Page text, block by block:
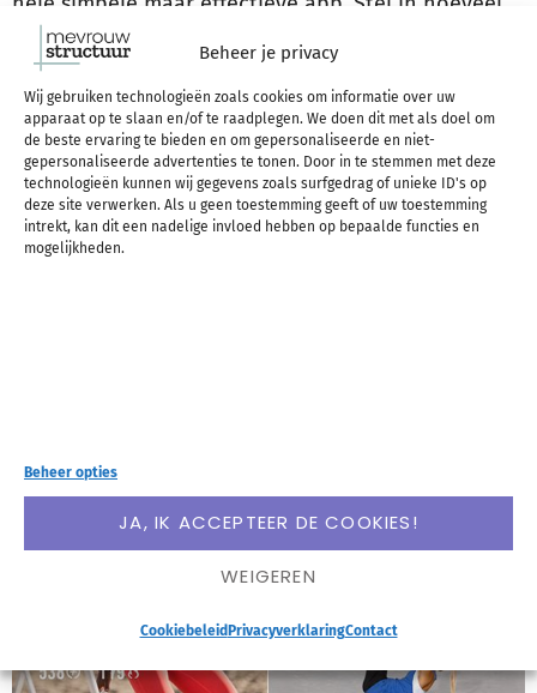
Beheer je privacy
Wij gebruiken technologieën zoals cookies om informatie over uw
apparaat op te slaan en/of te raadplegen. We doen dit met als doel om
de beste ervaring te bieden en om gepersonaliseerde en niet-
gepersonaliseerde advertenties te tonen. Door in te stemmen met deze
technologieën kunnen wij gegevens zoals surfgedrag of unieke ID's op
deze site verwerken. Als u geen toestemming geeft of uw toestemming
intrekt, kan dit een nadelige invloed hebben op bepaalde functies en
mogelijkheden.
Beheer opties
JA, IK ACCEPTEER DE COOKIES!
WEIGEREN
CookiebeleidPrivacyverklaringContact
seconden je wilt lopen, hoe lang je pauze moet
zijn en hoeveel sets je wilt doen. Onderaan staat
dan meteen hoe lang je bezig bent. De piepjes zijn
een beetje irritant, maar hij telt wel af (als in: piep
piep pieeeep) waardoor je je klaar kunt maken